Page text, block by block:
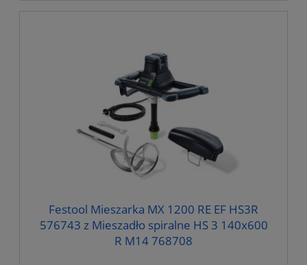
Festool Mieszarka MX 1200 RE EF HS3R
576743 z Mieszadło spiralne HS 3 140x600
R M14 768708